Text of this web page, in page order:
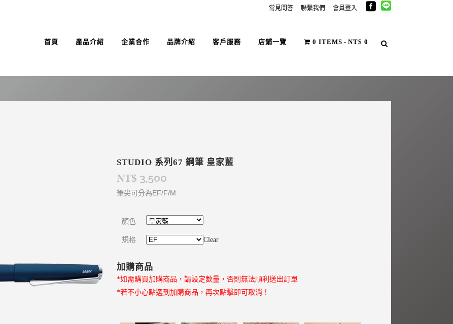
常見問答 聯繫我們 會員登入
首頁 產品介紹 企業合作 品牌介紹 客戶服務 店鋪一覽 0 ITEMS NT$ 0
STUDIO 系列67 鋼筆 皇家藍
NT$ 3,500
筆尖可分為EF/F/M
顏色
規格 Clear
加購商品
*如需購買加購商品，請設定數量，否則無法順利送出訂單
*若不小心點選到加購商品，再次點擊即可取消！